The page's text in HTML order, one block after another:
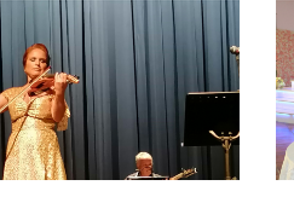
MAIS
PERTO